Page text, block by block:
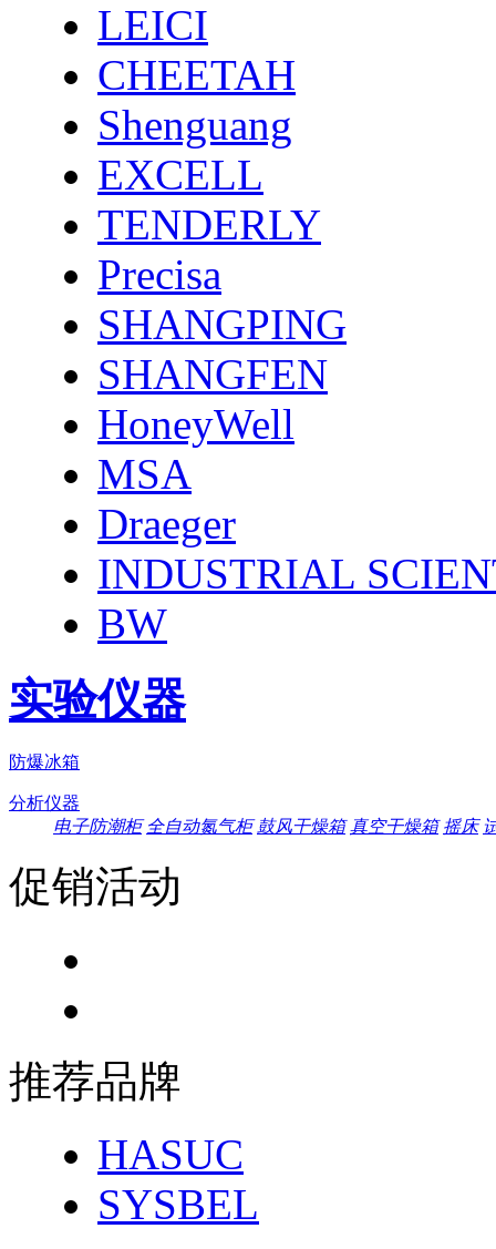
LEICI
CHEETAH
Shenguang
EXCELL
TENDERLY
Precisa
SHANGPING
SHANGFEN
HoneyWell
MSA
Draeger
INDUSTRIAL
BW
实验仪器
防爆冰箱
分析仪器
电子防潮柜 全自动氮气柜 鼓风干燥箱 真空干燥箱 摇床
促销活动
推荐品牌
HASUC
SYSBEL